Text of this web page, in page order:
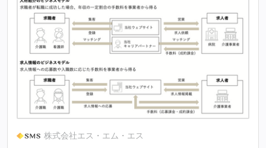
株式会社エス・エム・エス